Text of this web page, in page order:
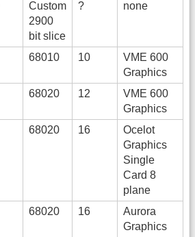
Custom
2900
bit slice
? none
68010 10
VME 600
Graphics
68020 12
VME 600
Graphics
68020 16
Ocelot
Graphics
Single
Card 8
plane
68020 16
Aurora
Graphics